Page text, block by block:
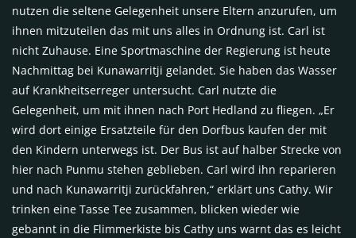
nutzen die seltene Gelegenheit unsere Eltern anzurufen, um
ihnen mitzuteilen das mit uns alles in Ordnung ist. Carl ist
nicht Zuhause. Eine Sportmaschine der Regierung ist heute
Nachmittag bei Kunawarritji gelandet. Sie haben das Wasser
auf Krankheitserreger untersucht. Carl nutzte die
Gelegenheit, um mit ihnen nach Port Hedland zu fliegen. „Er
wird dort einige Ersatzteile für den Dorfbus kaufen der mit
den Kindern unterwegs ist. Der Bus ist auf halber Strecke von
hier nach Punmu stehen geblieben. Carl wird ihn reparieren
und nach Kunawarritji zurückfahren,“ erklärt uns Cathy. Wir
trinken eine Tasse Tee zusammen, blicken wieder wie
gebannt in die Flimmerkiste bis Cathy uns warnt das es leicht